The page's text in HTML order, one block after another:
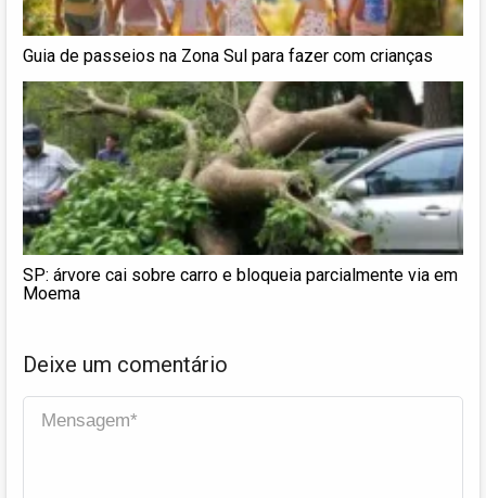
Guia de passeios na Zona Sul para fazer com crianças
SP: árvore cai sobre carro e bloqueia parcialmente via em
Moema
Deixe um comentário